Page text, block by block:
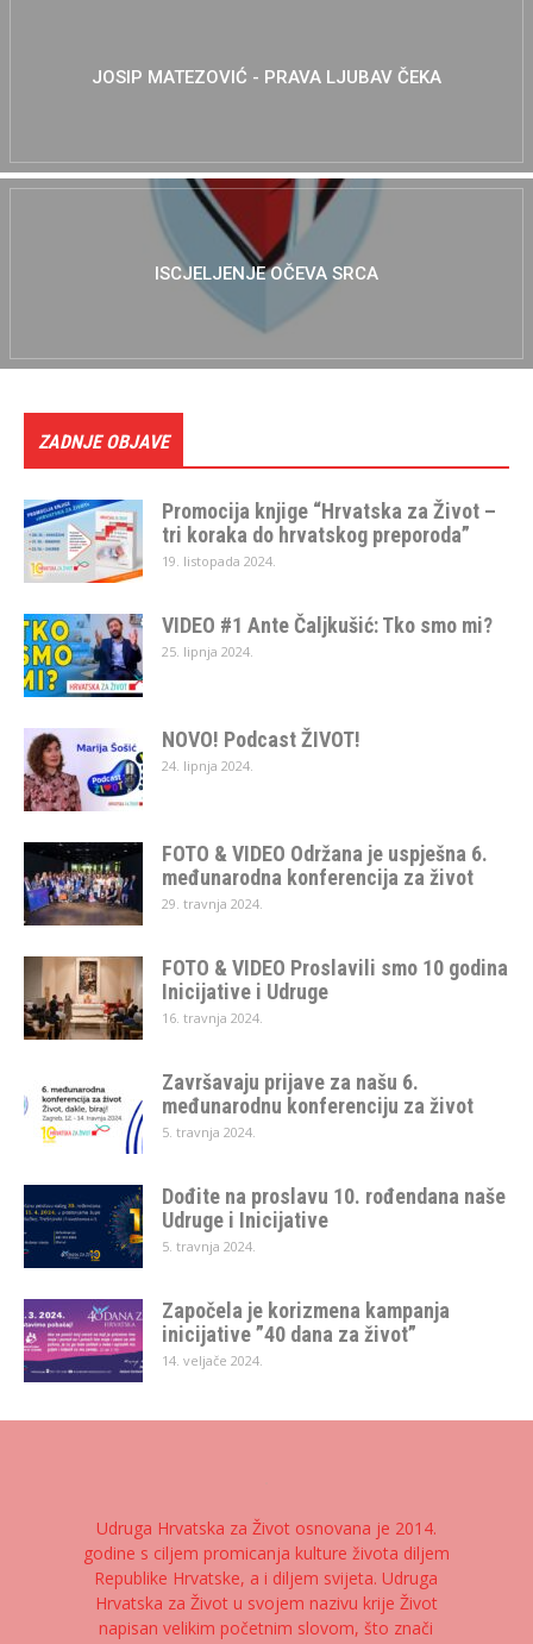
JOSIP MATEZOVIĆ - PRAVA LJUBAV ČEKA
ISCJELJENJE OČEVA SRCA
ZADNJE OBJAVE
Promocija knjige “Hrvatska za Život –
tri koraka do hrvatskog preporoda”
19. listopada 2024.
VIDEO #1 Ante Čaljkušić: Tko smo mi?
25. lipnja 2024.
NOVO! Podcast ŽIVOT!
24. lipnja 2024.
FOTO & VIDEO Održana je uspješna 6.
međunarodna konferencija za život
29. travnja 2024.
FOTO & VIDEO Proslavili smo 10 godina
Inicijative i Udruge
16. travnja 2024.
Završavaju prijave za našu 6.
međunarodnu konferenciju za život
5. travnja 2024.
Dođite na proslavu 10. rođendana naše
Udruge i Inicijative
5. travnja 2024.
Započela je korizmena kampanja
inicijative ”40 dana za život”
14. veljače 2024.
Udruga Hrvatska za Život osnovana je 2014.
godine s ciljem promicanja kulture života diljem
Republike Hrvatske, a i diljem svijeta. Udruga
Hrvatska za Život u svojem nazivu krije Život
napisan velikim početnim slovom, što znači